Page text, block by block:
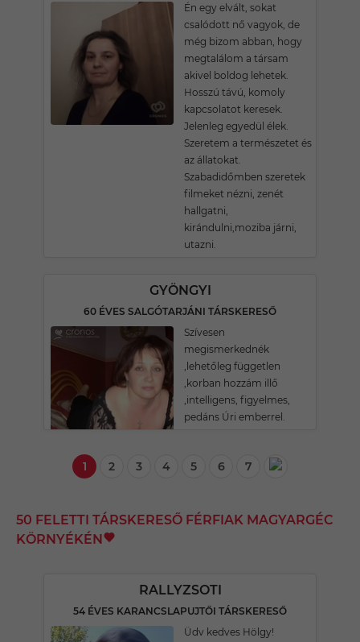
Én egy elvált, sokat
csalódott nő vagyok, de
még bizom abban, hogy
megtalálom a társam
akivel boldog lehetek.
Hosszú távú, komoly
kapcsolatot keresek.
Jelenleg egyedül élek.
Szeretem a természetet és
az állatokat.
Szabadidőmben szeretek
filmeket nézni, zenét
hallgatni,
kirándulni,moziba járni,
utazni.
GYÖNGYI
60 ÉVES SALGÓTARJÁNI TÁRSKERESŐ
Szívesen
megismerkednék
,lehetőleg független
,korban hozzám illő
,intelligens, figyelmes,
pedáns Úri emberrel.
1 2 3 4 5 6 7
50 FELETTI TÁRSKERESŐ FÉRFIAK MAGYARGÉC
KÖRNYÉKÉN
RALLYZSOTI
54 ÉVES KARANCSLAPUJTŐI TÁRSKERESŐ
Üdv kedves Hölgy!